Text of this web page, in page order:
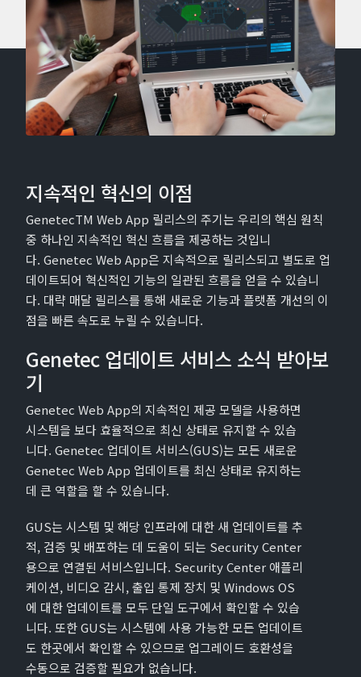
지속적인 혁신의 이점
GenetecTM Web App 릴리스의 주기는 우리의 핵심 원칙
중 하나인 지속적인 혁신 흐름을 제공하는 것입니
다. Genetec Web App은 지속적으로 릴리스되고 별도로 업
데이트되어 혁신적인 기능의 일관된 흐름을 얻을 수 있습니
다. 대략 매달 릴리스를 통해 새로운 기능과 플랫폼 개선의 이
점을 빠른 속도로 누릴 수 있습니다.
Genetec 업데이트 서비스 소식 받아보
기
Genetec Web App의 지속적인 제공 모델을 사용하면
시스템을 보다 효율적으로 최신 상태로 유지할 수 있습
니다. Genetec 업데이트 서비스(GUS)는 모든 새로운
Genetec Web App 업데이트를 최신 상태로 유지하는
데 큰 역할을 할 수 있습니다.
GUS는 시스템 및 해당 인프라에 대한 새 업데이트를 추
적, 검증 및 배포하는 데 도움이 되는 Security Center
용으로 연결된 서비스입니다. Security Center 애플리
케이션, 비디오 감시, 출입 통제 장치 및 Windows OS
에 대한 업데이트를 모두 단일 도구에서 확인할 수 있습
니다. 또한 GUS는 시스템에 사용 가능한 모든 업데이트
도 한곳에서 확인할 수 있으므로 업그레이드 호환성을
수동으로 검증할 필요가 없습니다.